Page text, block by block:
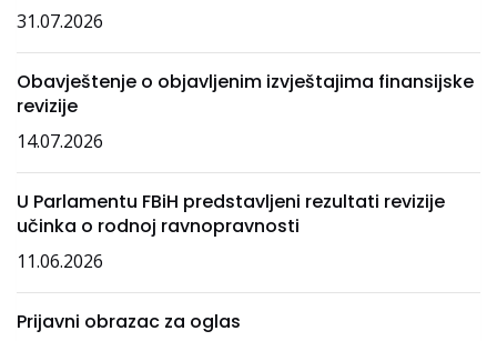
31.07.2026
Obavještenje o objavljenim izvještajima finansijske
revizije
14.07.2026
U Parlamentu FBiH predstavljeni rezultati revizije
učinka o rodnoj ravnopravnosti
11.06.2026
Prijavni obrazac za oglas